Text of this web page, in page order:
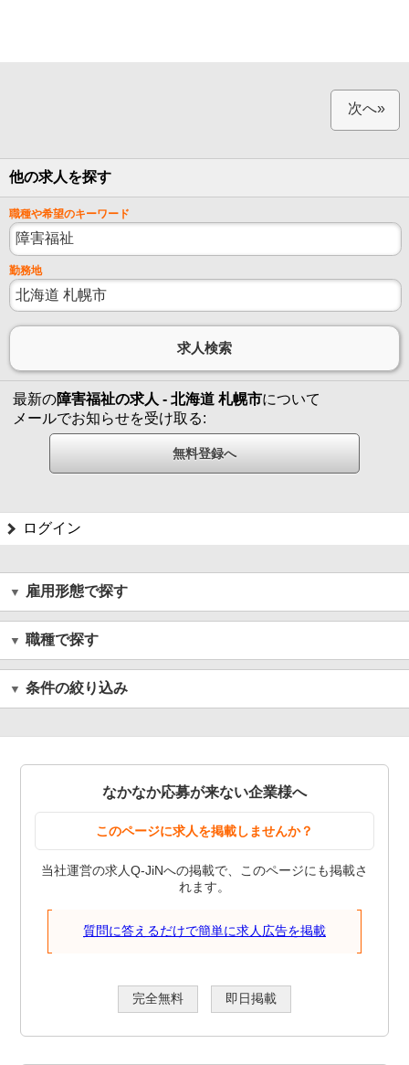
次へ»
他の求人を探す
職種や希望のキーワード
勤務地
最新の障害福祉の求人 - 北海道 札幌市について
メールでお知らせを受け取る:
ログイン
雇用形態で探す
職種で探す
条件の絞り込み
なかなか応募が来ない企業様へ
このページに求人を掲載しませんか？
当社運営の求人Q-JiNへの掲載で、このページにも掲載さ
れます。
質問に答えるだけで簡単に求人広告を掲載
完全無料 即日掲載